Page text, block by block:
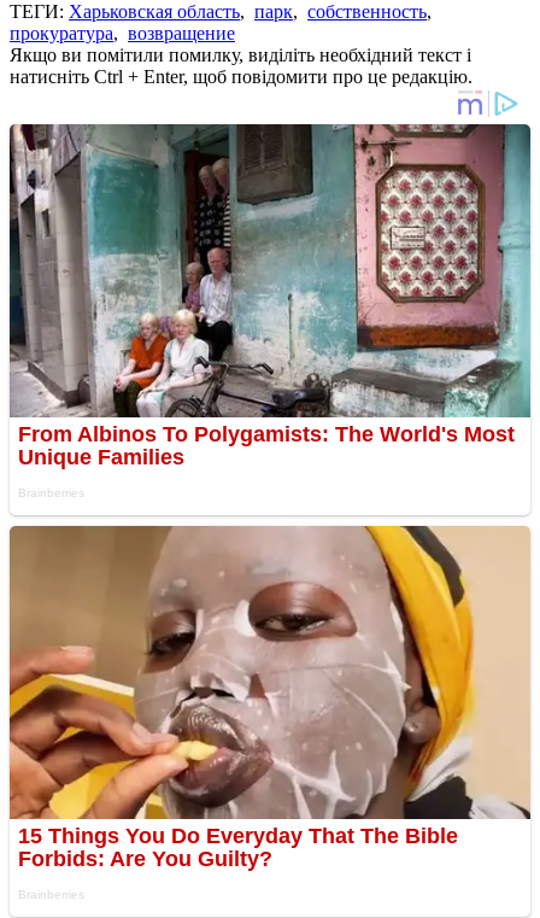
ТЕГИ: Харьковская область, парк, собственность,
прокуратура, возвращение
Якщо ви помітили помилку, виділіть необхідний текст і
натисніть Ctrl + Enter, щоб повідомити про це редакцію.